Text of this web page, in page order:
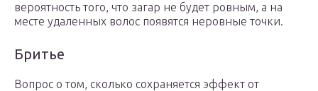
вероятность того, что загар не будет ровным, а на
месте удаленных волос появятся неровные точки.
Бритье
Вопрос о том, сколько сохраняется эффект от